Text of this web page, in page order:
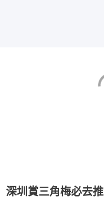
深圳賞三角梅必去